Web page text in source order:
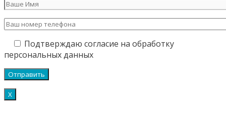
Подтверждаю согласие на обработку
персональных данных
Х